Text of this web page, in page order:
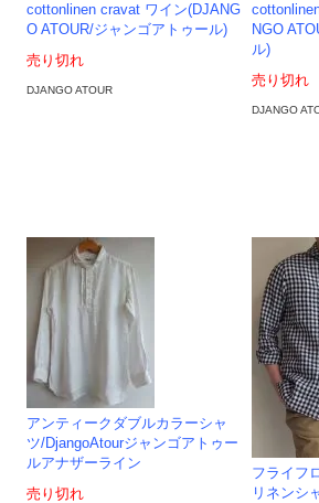
cottonlinen cravat ワイン(DJANG
O ATOUR/ジャンゴアトゥール)
売り切れ
DJANGO ATOUR
NGO
ル)
売り切れ
DJANGO
アンティークダブルカラーシャ
ツ/DjangoAtourジャンゴアトゥー
ルアナザーライン
売り切れ
フライフ
リネンシ